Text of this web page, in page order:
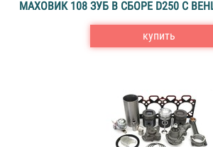
МАХОВИК 108 ЗУБ В СБОРЕ D250 C
купить